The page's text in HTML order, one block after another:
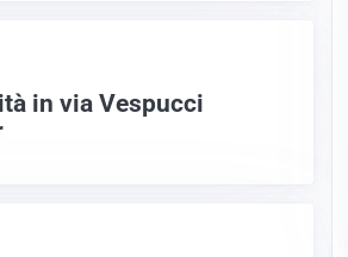
in via Vespucci